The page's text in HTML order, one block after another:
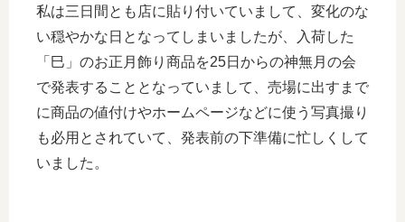
私は三日間とも店に貼り付いていまして、変化のな
い穏やかな日となってしまいましたが、入荷した
「巳」のお正月飾り商品を25日からの神無月の会
で発表することとなっていまして、売場に出すまで
に商品の値付けやホームページなどに使う写真撮り
も必用とされていて、発表前の下準備に忙しくして
いました。